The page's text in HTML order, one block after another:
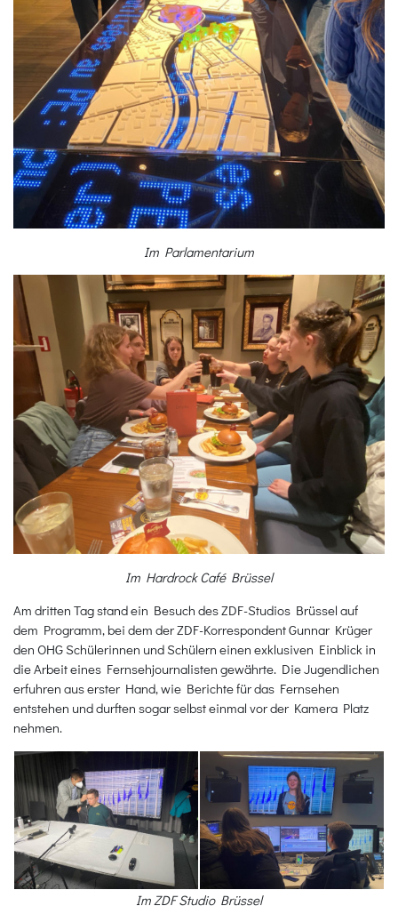
Im Parlamentarium
Im Hardrock Café Brüssel
Am dritten Tag stand ein Besuch des ZDF-Studios Brüssel auf
dem Programm, bei dem der ZDF-Korrespondent Gunnar Krüger
den OHG Schülerinnen und Schülern einen exklusiven Einblick in
die Arbeit eines Fernsehjournalisten gewährte. Die Jugendlichen
erfuhren aus erster Hand, wie Berichte für das Fernsehen
entstehen und durften sogar selbst einmal vor der Kamera Platz
nehmen.
Im ZDF Studio Brüssel